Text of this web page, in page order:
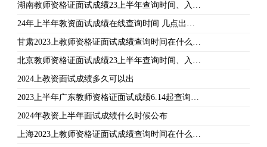
湖南教师资格证面试成绩23上半年查询时间、入…
24年上半年教资面试成绩在线查询时间 几点出…
甘肃2023上教师资格证面试成绩查询时间在什么…
北京教师资格证面试成绩23上半年查询时间、入…
2024上教资面试成绩多久可以出
2023上半年广东教师资格证面试成绩6.14起查询…
2024年教资上半年面试成绩什么时候公布
上海2023上教师资格证面试成绩查询时间在什么…